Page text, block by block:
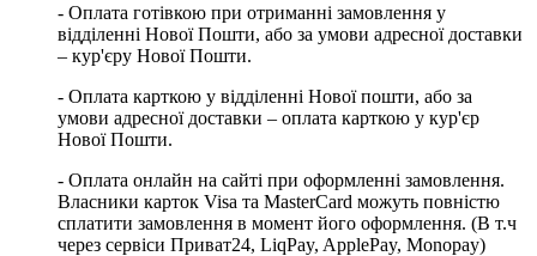
- Оплата готівкою при отриманні замовлення у
відділенні Нової Пошти, або за умови адресної доставки
– кур'єру Нової Пошти.
- Оплата карткою у відділенні Нової пошти, або за
умови адресної доставки – оплата карткою у кур'єр
Нової Пошти.
- Оплата онлайн на сайті при оформленні замовлення.
Власники карток Visa та MasterCard можуть повністю
сплатити замовлення в момент його оформлення. (В т.ч
через сервіси Приват24, LiqPay, ApplePay, Monopay)